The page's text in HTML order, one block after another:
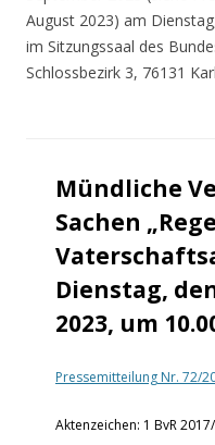
August 2023) am
im Sitzungssaal des
Schlossbezirk 3, 76131
Mündliche
Sachen
Dienstag,
2023, um
Pressemitteilung Nr. 72/
Aktenzeichen: 1 BvR